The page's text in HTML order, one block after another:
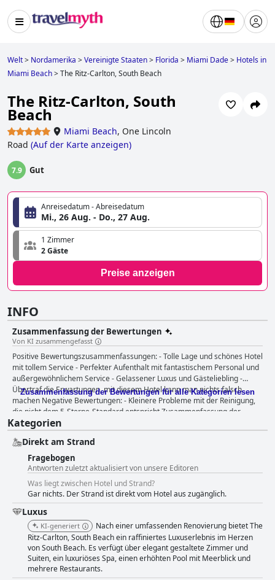
Welt> Nordamerika >Vereinigte Staaten> Florida > Miami Dade> Hotels in
Miami Beach>The Ritz-Carlton, South Beach
The Ritz-Carlton, South
Beach
Miami Beach, One Lincoln
Road (Auf der Karte anzeigen)
7.9 Gut
Anreisedatum - Abreisedatum
Mi., 26 Aug. - Do., 27 Aug.
1 Zimmer
2 Gäste
Preise anzeigen
INFO
Zusammenfassung der Bewertungen
Von KI zusammengefasst
Positive Bewertungszusammenfassungen: - Tolle Lage und schönes Hotel
mit tollem Service - Perfekter Aufenthalt mit fantastischem Personal und
außergewöhnlichem Service - Gelassener Luxus und Gästeliebling -
Übertraf die Erwartungen, mit diesem Hotel kann man nichts falsch
machen Negative Bewertungen: - Kleinere Probleme mit der Reinigung,
die nicht dem 5-Sterne-Standard entspricht Zusammenfassung der
allgemeinen Bewertungen: Das Ritz-Carlton South Beach ist ein
wunderschönes 5-Sterne-Hotel mit einer großartigen Lage und
fantastischem Personal. Gästebewertungen schwärmen von den
außergewöhnlichen Dienstleistungen und dem ruhigen Luxus des Hotels.
Obwohl es ein paar kleinere Probleme mit der Reinigung gab, wurden die
Erwartungen insgesamt übertroffen, und die Gäste empfehlen einen
Aufenthalt in diesem Hotel sehr. Es ist keine Überraschung, dass es zu
den Favoriten der Gäste gehört.
Zusammenfassung der Bewertungen für alle Kategorien lesen
Kategorien
Direkt am Strand
Fragebogen
Antworten zuletzt aktualisiert von unsere Editoren
Was liegt zwischen Hotel und Strand?
Gar nichts. Der Strand ist direkt vom Hotel aus zugänglich.
Luxus
KI-generiert
Nach einer umfassenden Renovierung bietet The
Ritz-Carlton, South Beach ein raffiniertes Luxuserlebnis im Herzen
von South Beach. Es verfügt über elegant gestaltete Zimmer und
Suiten, ein luxuriöses Spa, einen erhöhten Pool mit Meerblick und
mehrere Restaurants.